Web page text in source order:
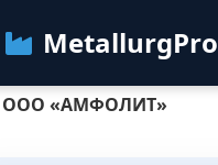
MetallurgPro
Москва
ООО «АМФОЛИТ»